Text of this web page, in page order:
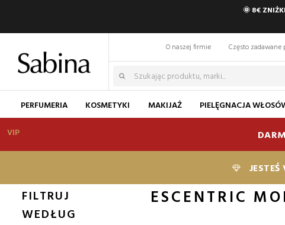
🌞 8€
O naszej firmie Często zadawane
PERFUMERIA KOSMETYKI MAKIJAŻ PIELĘGNACJA
VIP
ESCENTRIC
FILTRUJ
WEDŁUG